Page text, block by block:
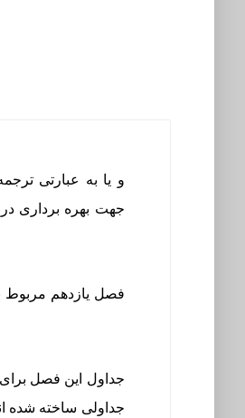
و یا به عبارتی
فصل یازدهم مربوط
جداول این فصل برای
جداولی ساخته شده